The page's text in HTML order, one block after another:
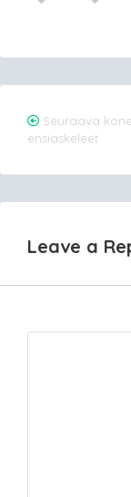
Post
Seuraava kone,
ensiaskeleet
Leave a